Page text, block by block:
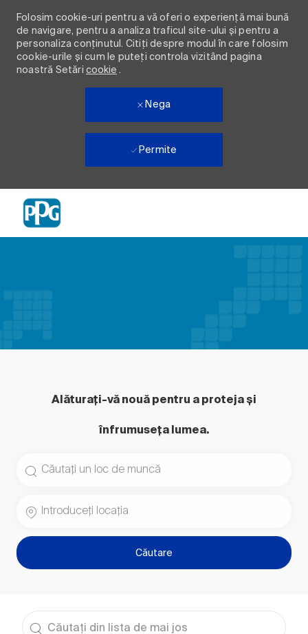
Folosim cookie-uri pentru a vă oferi o experiență mai bună
de navigare, pentru a analiza traficul site-ului și pentru a
personaliza conținutul. Citiți despre modul în care folosim
cookie-urile și cum le puteți controla vizitând pagina
noastră Setări cookie .
Nega
Permite
Alăturați-vă nouă pentru a proteja și
înfrumuseța lumea.
Căutare
the results are updated